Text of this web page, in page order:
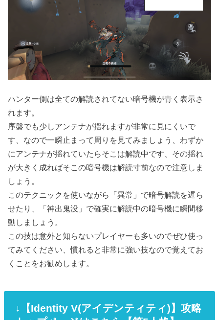
ハンター側は全ての解読されてない暗号機が青く表示さ
れます。
序盤でも少しアンテナが揺れますが非常に見にくいで
す、なので一瞬止まって周りを見てみましょう、わずか
にアンテナが揺れていたらそこは解読中です、その揺れ
が大きく成ればそこの暗号機は解読寸前なので注意しま
しょう。
このテクニックを使いながら「異常」で暗号解読を遅ら
せたり、「神出鬼没」で確実に解読中の暗号機に瞬間移
動しましょう。
この技は意外と知らないプレイヤーも多いのでぜひ使っ
てみてください、慣れると非常に強い技なので覚えてお
くことをお勧めします。
↓【Identity V(アイデンティティ)】攻略